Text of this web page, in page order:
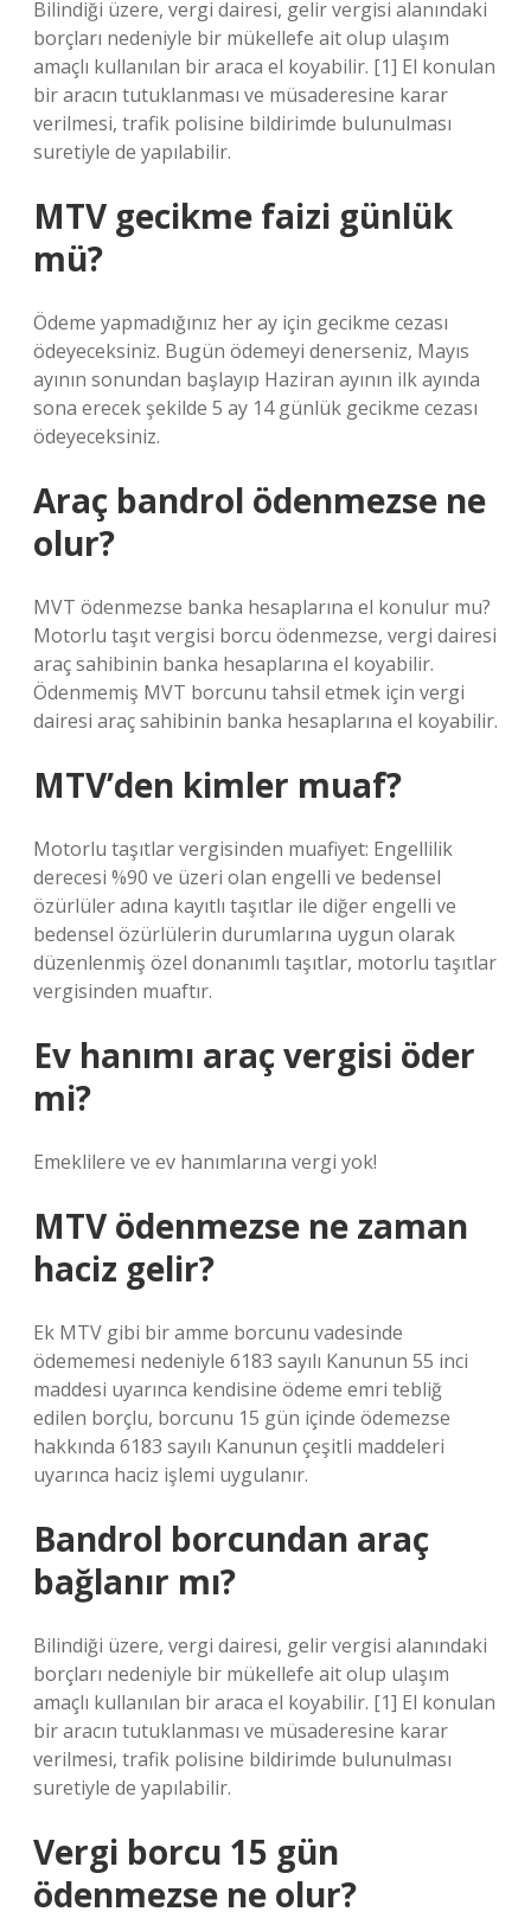
Bilindiği üzere, vergi dairesi, gelir vergisi alanındaki
borçları nedeniyle bir mükellefe ait olup ulaşım
amaçlı kullanılan bir araca el koyabilir. [1] El konulan
bir aracın tutuklanması ve müsaderesine karar
verilmesi, trafik polisine bildirimde bulunulması
suretiyle de yapılabilir.
MTV gecikme faizi günlük
mü?
Ödeme yapmadığınız her ay için gecikme cezası
ödeyeceksiniz. Bugün ödemeyi denerseniz, Mayıs
ayının sonundan başlayıp Haziran ayının ilk ayında
sona erecek şekilde 5 ay 14 günlük gecikme cezası
ödeyeceksiniz.
Araç bandrol ödenmezse ne
olur?
MVT ödenmezse banka hesaplarına el konulur mu?
Motorlu taşıt vergisi borcu ödenmezse, vergi dairesi
araç sahibinin banka hesaplarına el koyabilir.
Ödenmemiş MVT borcunu tahsil etmek için vergi
dairesi araç sahibinin banka hesaplarına el koyabilir.
MTV’den kimler muaf?
Motorlu taşıtlar vergisinden muafiyet: Engellilik
derecesi %90 ve üzeri olan engelli ve bedensel
özürlüler adına kayıtlı taşıtlar ile diğer engelli ve
bedensel özürlülerin durumlarına uygun olarak
düzenlenmiş özel donanımlı taşıtlar, motorlu taşıtlar
vergisinden muaftır.
Ev hanımı araç vergisi öder
mi?
Emeklilere ve ev hanımlarına vergi yok!
MTV ödenmezse ne zaman
haciz gelir?
Ek MTV gibi bir amme borcunu vadesinde
ödememesi nedeniyle 6183 sayılı Kanunun 55 inci
maddesi uyarınca kendisine ödeme emri tebliğ
edilen borçlu, borcunu 15 gün içinde ödemezse
hakkında 6183 sayılı Kanunun çeşitli maddeleri
uyarınca haciz işlemi uygulanır.
Bandrol borcundan araç
bağlanır mı?
Bilindiği üzere, vergi dairesi, gelir vergisi alanındaki
borçları nedeniyle bir mükellefe ait olup ulaşım
amaçlı kullanılan bir araca el koyabilir. [1] El konulan
bir aracın tutuklanması ve müsaderesine karar
verilmesi, trafik polisine bildirimde bulunulması
suretiyle de yapılabilir.
Vergi borcu 15 gün
ödenmezse ne olur?